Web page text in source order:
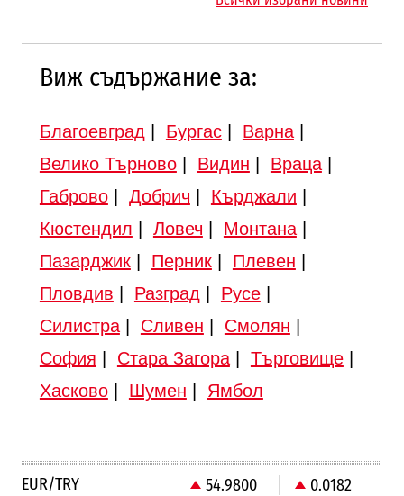
Виж съдържание за:
Благоевград Бургас| Варна|
Велико Търново| Видин Враца|
Габрово| Добрич Кърджали
Кюстендил
Ловеч Монтана|
Пазарджик| Перник| Плевен
Пловдив
Разград Русе|
Силистра| Сливен Смолян
София
Стара Загора| Търговище|
Хасково| Шумен Ямбол
EUR/TRY 54.9800
0.0182